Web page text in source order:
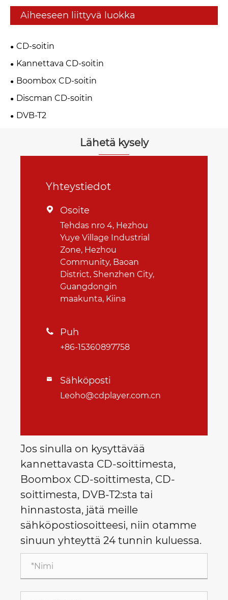
Aiheeseen liittyvä luokka
CD-soitin
Kannettava CD-soitin
Boombox CD-soitin
Discman CD-soitin
DVB-T2
Lähetä kysely
Yhteystiedot
 Osoite
Tehdas nro 4, Hezhou
Yuye Village Industrial
Zone, Hezhou
Community, Baoan
District, Shenzhen City,
Guangdongin
maakunta, Kiina
 Puh
+86-15360897758
 Sähköposti
Leoho@cdplayer.com.cn
Jos sinulla on kysyttävää
kannettavasta CD-soittimesta,
Boombox CD-soittimesta, CD-
soittimesta, DVB-T2:sta tai
hinnastosta, jätä meille
sähköpostiosoitteesi, niin otamme
sinuun yhteyttä 24 tunnin kuluessa.